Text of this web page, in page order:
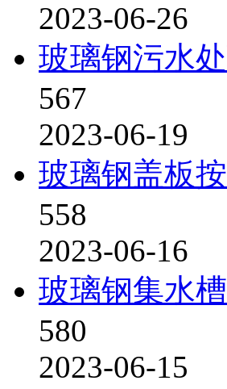
2023-06-26
玻璃钢污水
567
2023-06-19
玻璃钢盖板
558
2023-06-16
玻璃钢集水
580
2023-06-15